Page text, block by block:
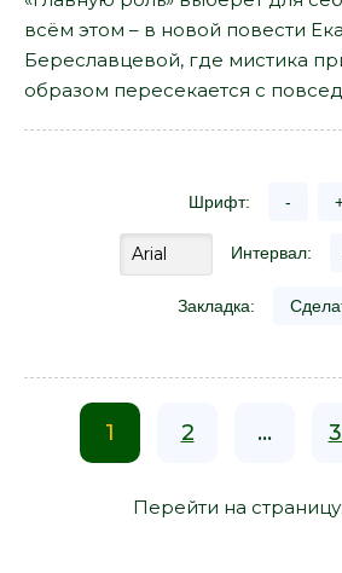
всём этом – в новой повести
Береславцевой, где мистика
образом пересекается с
Шрифт: -
Интервал:
Закладка:
1 2 ...
Перейти на страницу: